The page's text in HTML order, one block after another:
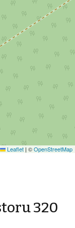
Leaflet | ©OpenStreetMap
320